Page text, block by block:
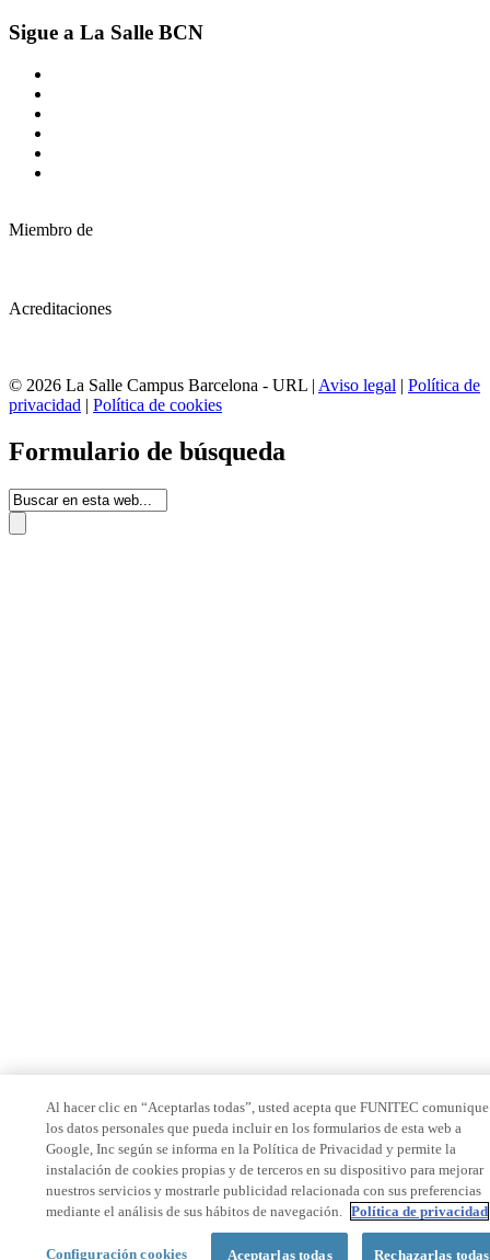
Sigue a La Salle BCN
Miembro de
Acreditaciones
© 2026 La Salle Campus Barcelona - URL | Aviso legal | Política de
privacidad | Política de cookies
Formulario de búsqueda
Al hacer clic en “Aceptarlas todas”, usted acepta que FUNITEC comunique
los datos personales que pueda incluir en los formularios de esta web a
Google, Inc según se informa en la Política de Privacidad y permite la
instalación de cookies propias y de terceros en su dispositivo para mejorar
nuestros servicios y mostrarle publicidad relacionada con sus preferencias
mediante el análisis de sus hábitos de navegación. Política de privacidad
Configuración cookies Rechazarlas todas
Aceptarlas todas